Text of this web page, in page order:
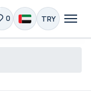
0 TRY